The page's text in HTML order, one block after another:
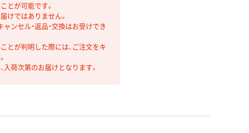
とが可能です。
けではありません。
ンセル・返品・交換はお受けでき
とが判明した際には、ご注文をキ
荷次第のお届けとなります。